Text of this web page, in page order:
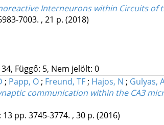
Interneurons within Circuits of
7003. , 21 p. (2018)
Függő: 5, Nem jelölt: 0
; Papp, O ; Freund, TF ; Hajos, N ; Gulyas,
communication within the CA3
13 pp. 3745-3774. , 30 p. (2016)